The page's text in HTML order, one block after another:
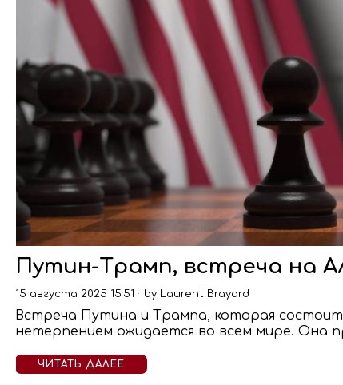
Путин-Трамп, встреча на
15 августа 2025 15:51 by Laurent Brayard
Встреча Путина и Трампа, которая
нетерпением ожидается во всем мире. Она
ЧИТАТЬ ДАЛЕЕ